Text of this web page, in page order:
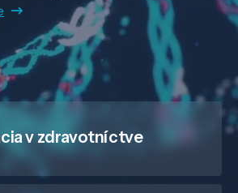
v zdravotníctve